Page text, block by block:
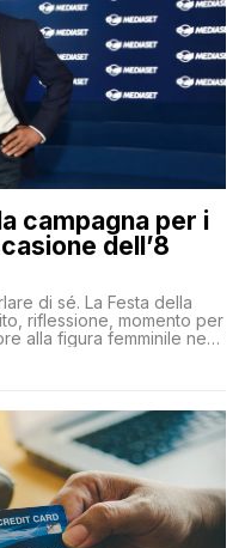
campagna per i
dell’8
di sé. La Festa della
riflessione, momento per
alla figura femminile nella
un messaggio “forte e